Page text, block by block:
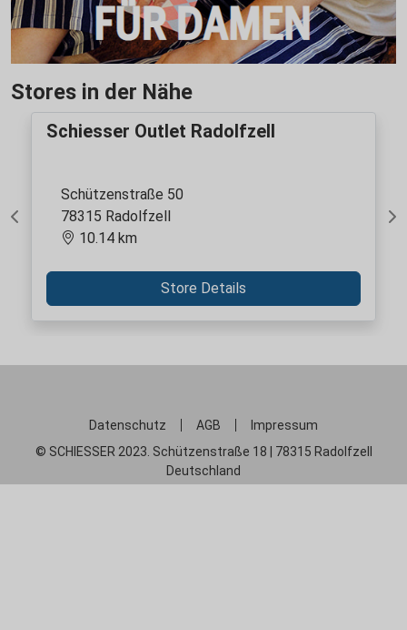
Stores in der Nähe
Previous
Schiesser Outlet Radolfzell
Schützenstraße 50
78315 Radolfzell
10.14 km
Store Details
Datenschutz AGB
Impressum
© SCHIESSER 2023. Schützenstraße 18 | 78315 Radolfzell
Deutschland